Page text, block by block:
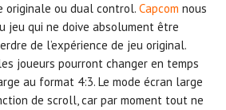
originale ou dual control. Capcom nous
jeu qui ne doive absolument être
de l’expérience de jeu original.
les joueurs pourront changer en temps
au format 4:3. Le mode écran large
de scroll, car par moment tout ne